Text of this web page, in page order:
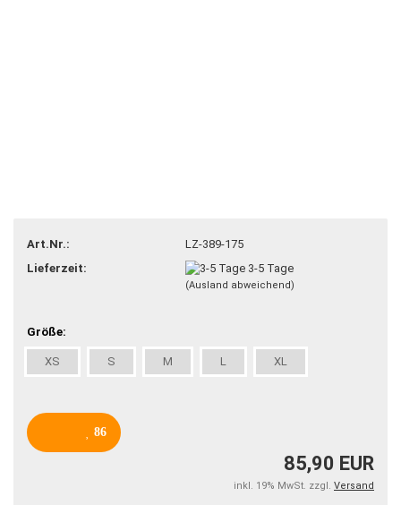
Art.Nr.:
LZ-389-175
Lieferzeit:
3-5 Tage
(Ausland abweichend)
Größe:
XS S M L XL
86
85,90 EUR
inkl. 19% MwSt. zzgl. Versand